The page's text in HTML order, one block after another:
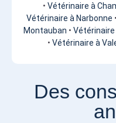
• Vétérinaire à
Vétérinaire à Narbonne •
Montauban • Vétérinaire
• Vétérinaire à
Des